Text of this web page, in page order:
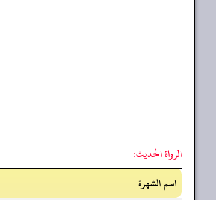
الرواة الحديث:
اسم الشهرة